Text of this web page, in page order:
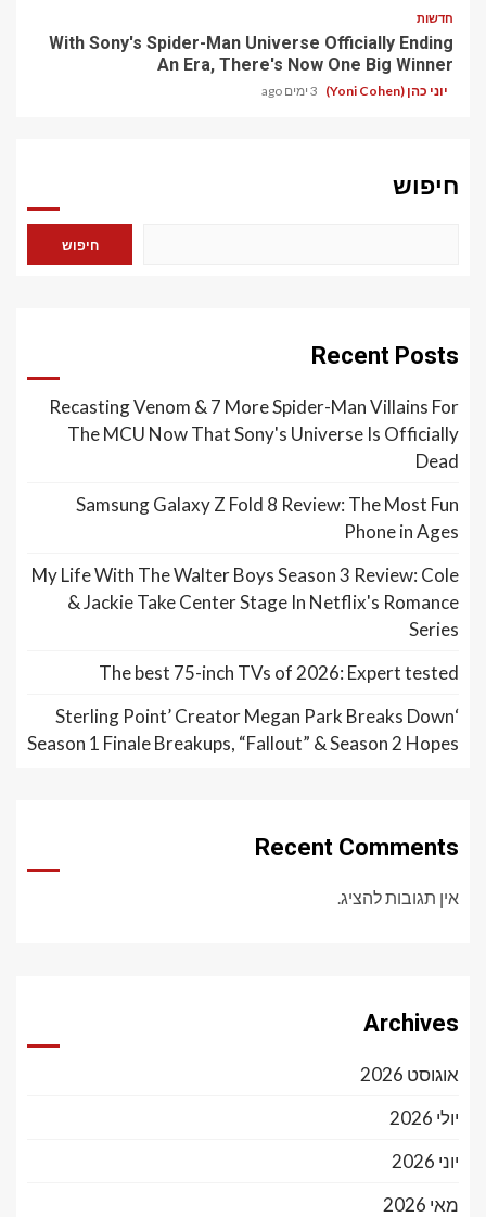
חדשות
With Sony's Spider-Man Universe Officially Ending
An Era, There's Now One Big Winner
יוני כהן (Yoni Cohen) 3 ימים ago
חיפוש
חיפוש
Recent Posts
Recasting Venom & 7 More Spider-Man Villains For
The MCU Now That Sony's Universe Is Officially
Dead
Samsung Galaxy Z Fold 8 Review: The Most Fun
Phone in Ages
My Life With The Walter Boys Season 3 Review: Cole
& Jackie Take Center Stage In Netflix's Romance
Series
The best 75-inch TVs of 2026: Expert tested
‘Sterling Point’ Creator Megan Park Breaks Down
Season 1 Finale Breakups, “Fallout” & Season 2 Hopes
Recent Comments
אין תגובות להציג.
Archives
אוגוסט 2026
יולי 2026
יוני 2026
מאי 2026